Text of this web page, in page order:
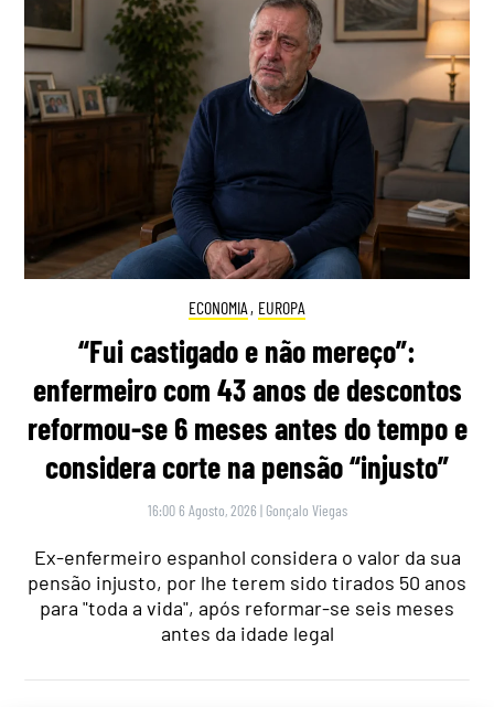
ECONOMIA , EUROPA
“Fui castigado e não mereço”:
enfermeiro com 43 anos de descontos
reformou-se 6 meses antes do tempo e
considera corte na pensão “injusto”
16:00 6 Agosto, 2026 | Gonçalo Viegas
Ex-enfermeiro espanhol considera o valor da sua
pensão injusto, por lhe terem sido tirados 50 anos
para "toda a vida", após reformar-se seis meses
antes da idade legal